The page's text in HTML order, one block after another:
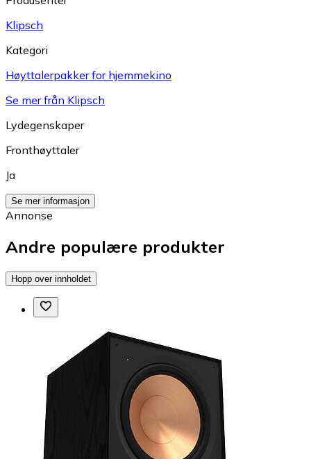
Klipsch
Kategori
Høyttalerpakker for hjemmekino
Se mer från Klipsch
Lydegenskaper
Fronthøyttaler
Ja
Se mer informasjon
Annonse
Andre populære produkter
Hopp over innholdet